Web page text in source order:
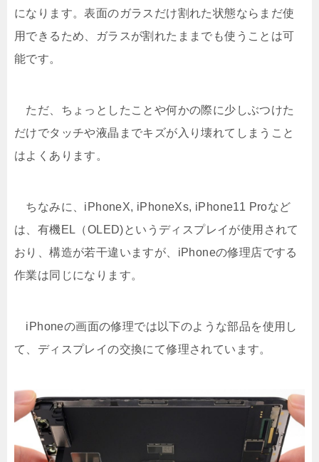
になります。表面のガラスだけ割れた状態ならまだ使
用できるため、ガラスが割れたままでも使うことは可
能です。
ただ、ちょっとしたことや何かの際に少しぶつけた
だけでタッチや液晶までキズが入り壊れてしまうこと
はよくあります。
ちなみに、iPhoneX, iPhoneXs, iPhone11 Proなど
は、有機EL（OLED)というディスプレイが使用されて
おり、構造が若干違いますが、iPhoneの修理店でする
作業は同じになります。
iPhoneの画面の修理では以下のような部品を使用し
て、ディスプレイの交換にて修理されています。